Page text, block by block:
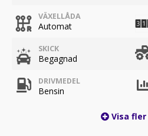
VÄXELLÅDA
Automat
SKICK
Begagnad
DRIVMEDEL
Bensin
Visa fler